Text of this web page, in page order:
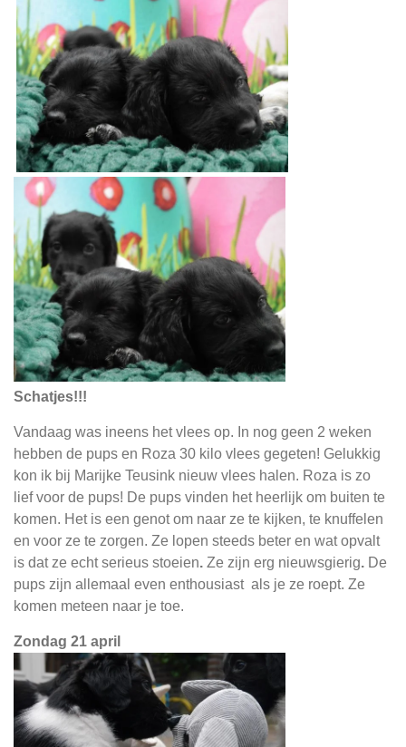
Schatjes!!!
Vandaag was ineens het vlees op. In nog geen 2 weken
hebben de pups en Roza 30 kilo vlees gegeten! Gelukkig
kon ik bij Marijke Teusink nieuw vlees halen. Roza is zo
lief voor de pups! De pups vinden het heerlijk om buiten te
komen. Het is een genot om naar ze te kijken, te knuffelen
en voor ze te zorgen. Ze lopen steeds beter en wat opvalt
is dat ze echt serieus stoeien. Ze zijn erg nieuwsgierig. De
pups zijn allemaal even enthousiast als je ze roept. Ze
komen meteen naar je toe.
Zondag 21 april